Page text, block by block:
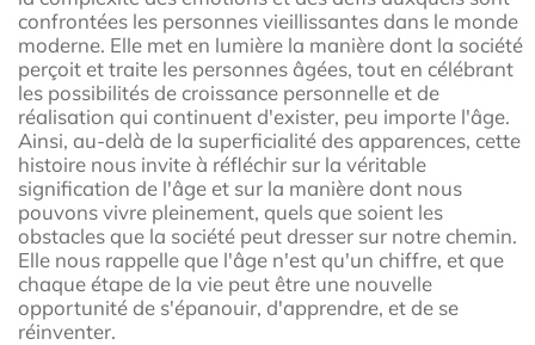
confrontées les personnes vieillissantes dans le monde
moderne. Elle met en lumière la manière dont la société
perçoit et traite les personnes âgées, tout en célébrant
les possibilités de croissance personnelle et de
réalisation qui continuent d'exister, peu importe l'âge.
Ainsi, au-delà de la superficialité des apparences, cette
histoire nous invite à réfléchir sur la véritable
signification de l'âge et sur la manière dont nous
pouvons vivre pleinement, quels que soient les
obstacles que la société peut dresser sur notre chemin.
Elle nous rappelle que l'âge n'est qu'un chiffre, et que
chaque étape de la vie peut être une nouvelle
opportunité de s'épanouir, d'apprendre, et de se
réinventer.